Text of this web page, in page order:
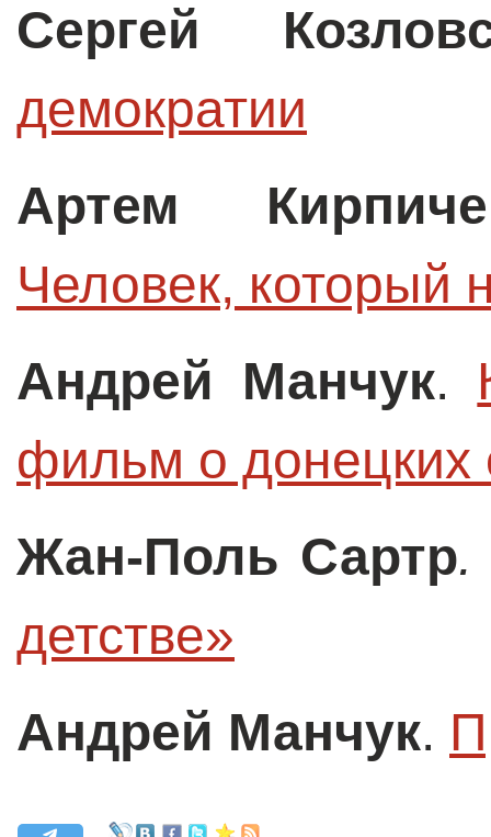
Сергей
демократии
Артем
Человек, который
Андрей Манчук.
фильм о донецких
Жан-Поль Сартр.
детстве»
Андрей Манчук.